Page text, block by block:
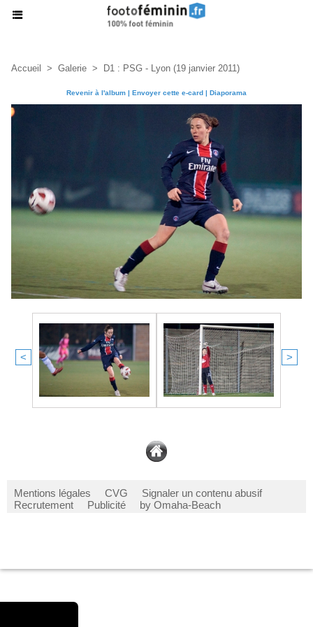
Accueil > Galerie > D1 : PSG - Lyon (19 janvier 2011)
Revenir à l'album | Envoyer cette e-card | Diaporama
< >
Mentions légales CVG
Signaler un contenu abusif
Recrutement
Publicité by Omaha-Beach